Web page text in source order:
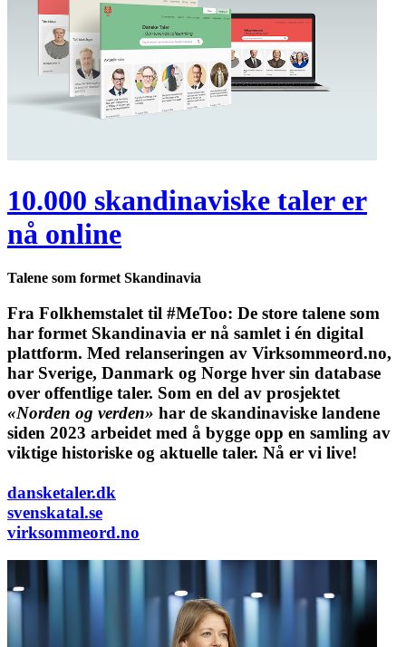
10.000 skandinaviske taler er
nå online
Talene som formet Skandinavia
Fra Folkhemstalet til #MeToo: De store talene som
har formet Skandinavia er nå samlet i én digital
plattform. Med relanseringen av Virksommeord.no,
har Sverige, Danmark og Norge hver sin database
over offentlige taler. Som en del av prosjektet
«Norden og verden» har de skandinaviske landene
siden 2023 arbeidet med å bygge opp en samling av
viktige historiske og aktuelle taler. Nå er vi live!
dansketaler.dk
svenskatal.se
virksommeord.no